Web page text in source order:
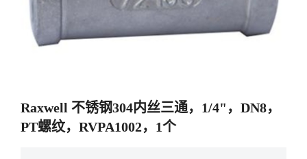
Raxwell 不锈钢304内丝三通，1/4"，DN8，
PT螺纹，RVPA1002，1个